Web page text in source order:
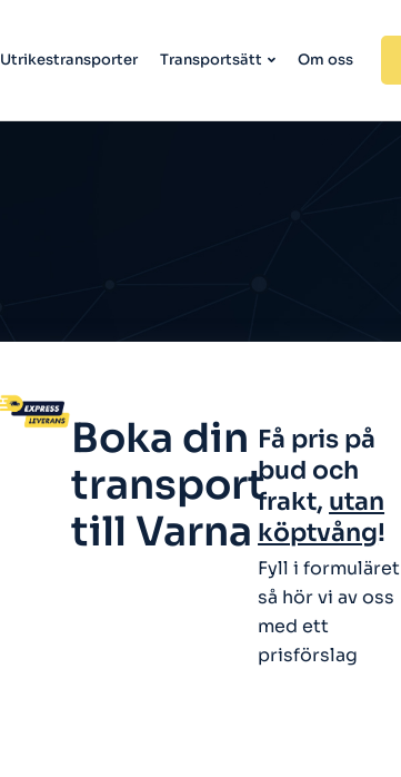
Utrikestransporter Transportsätt Om oss
Boka din
transport
till Varna
Få pris på
bud och
frakt, utan
köptvång!
Fyll i formuläret
så hör vi av oss
med ett
prisförslag